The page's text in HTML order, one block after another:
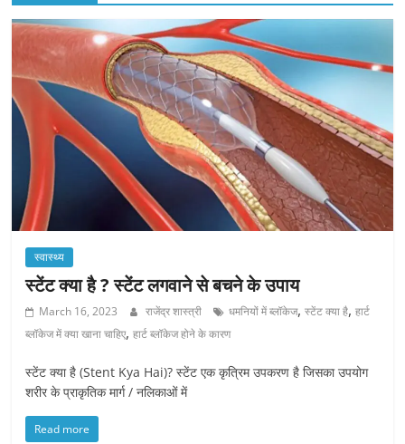
स्वास्थ्य
स्टेंट क्या है ? स्टेंट लगवाने से बचने के उपाय
March 16, 2023 राजेंद्र शास्त्री धमनियों में ब्लॉकेज,स्टेंट क्या है,हार्ट
ब्लॉकेज में क्या खाना चाहिए,हार्ट ब्लॉकेज होने के कारण
स्टेंट क्या है (Stent Kya Hai)? स्टेंट एक कृत्रिम उपकरण है जिसका उपयोग
शरीर के प्राकृतिक मार्ग / नलिकाओं में
Read more